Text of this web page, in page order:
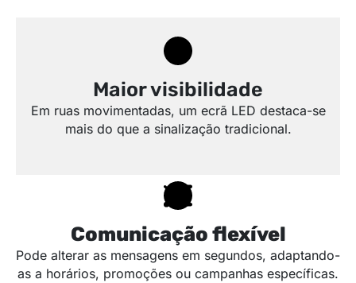
Maior visibilidade
Em ruas movimentadas, um ecrã LED destaca-se
mais do que a sinalização tradicional.
Comunicação flexível
Pode alterar as mensagens em segundos, adaptando-
as a horários, promoções ou campanhas específicas.